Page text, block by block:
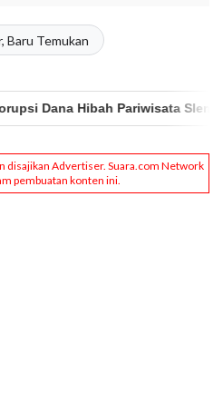
Baru Temukan
Hibah Pariwisata Sleman